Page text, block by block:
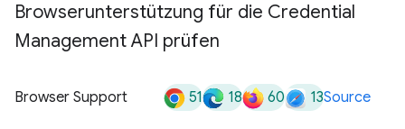
Browserunterstützung für die Credential
Management API prüfen
Browser Support 51 18 60 13Source